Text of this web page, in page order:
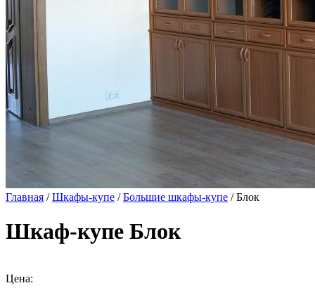
Главная /Шкафы-купе /Большие шкафы-купе / Блок
Шкаф-купе Блок
Цена: